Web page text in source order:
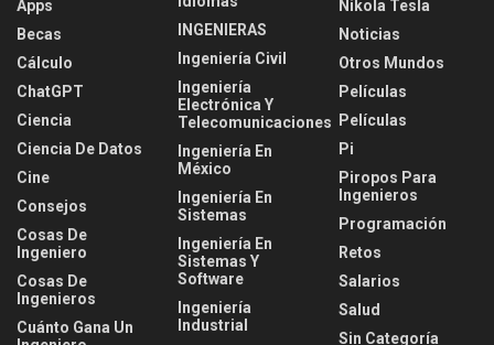
Apps
Becas
Cálculo
ChatGPT
Ciencia
Ciencia De Datos
Cine
Consejos
Cosas De
Ingeniero
Cosas De
Ingenieros
Cuánto Gana Un
INGENIERAS
Ingeniería Civil
Ingeniería
Electrónica Y
Telecomunicaciones
Ingeniería En
México
Ingeniería En
Sistemas
Ingeniería En
Sistemas Y
Software
Ingeniería
Industrial
Nikola Tesla
Noticias
Otros Mundos
Películas
Películas
Pi
Piropos Para
Ingenieros
Programación
Retos
Salarios
Salud
Sin Categoría